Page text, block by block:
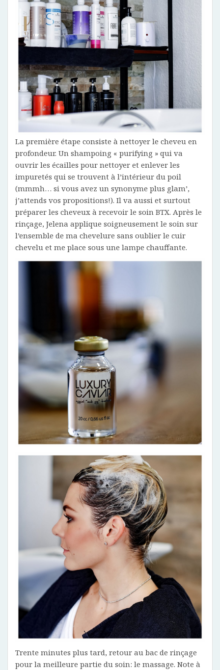
La première étape consiste à nettoyer le cheveu en
profondeur. Un shampoing « purifying » qui va
ouvrir les écailles pour nettoyer et enlever les
impuretés qui se trouvent à l’intérieur du poil
(mmmh… si vous avez un synonyme plus glam’,
j’attends vos propositions!). Il va aussi et surtout
préparer les cheveux à recevoir le soin BTX. Après le
rinçage, Jelena applique soigneusement le soin sur
l’ensemble de ma chevelure sans oublier le cuir
chevelu et me place sous une lampe chauffante.
Trente minutes plus tard, retour au bac de rinçage
pour la meilleure partie du soin: le massage. Note à